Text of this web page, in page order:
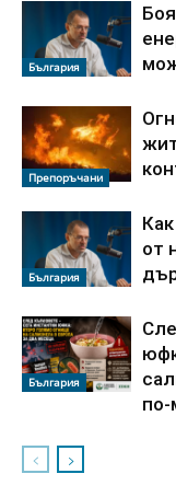
България
Препоръчани
България
от
България
по-